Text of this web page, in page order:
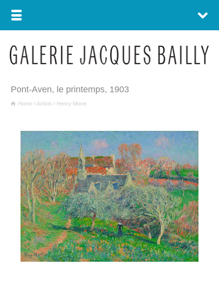
Pont-Aven, le printemps, 1903
Home Artists Henry Moret